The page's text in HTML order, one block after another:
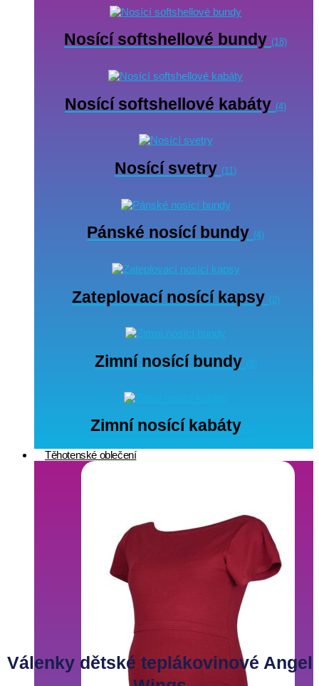
Nosící softshellové bundy (18)
Nosící softshellové kabáty (4)
Nosící svetry (11)
Pánské nosící bundy (4)
Zateplovací nosící kapsy (2)
Zimní nosící bundy
Zimní nosící kabáty
Těhotenské oblečení
Válenky dětské teplákovinové Angel